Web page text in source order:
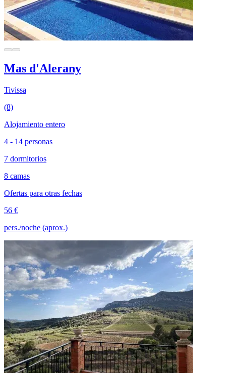
Mas d'Alerany
Tivissa
(8)
Alojamiento entero
4 - 14 personas
7 dormitorios
8 camas
Ofertas para otras fechas
56 €
pers./noche (aprox.)